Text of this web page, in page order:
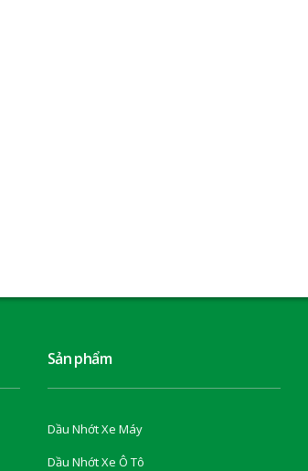
Sản phẩm
Dầu Nhớt Xe Máy
Dầu Nhớt Xe Ô Tô